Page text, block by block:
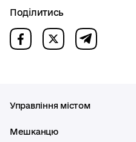
Поділитись
Управління містом
Мешканцю